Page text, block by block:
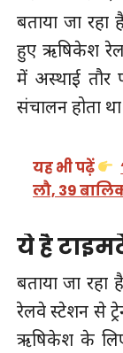
बताया जा रहा
हुए ऋषिकेश
में अस्थाई तौर
संचालन होता
यह भी पढ़ें
लौ, 39
ये है
बताया जा रहा
रेलवे स्टेशन से
ऋषिकेश के लिए